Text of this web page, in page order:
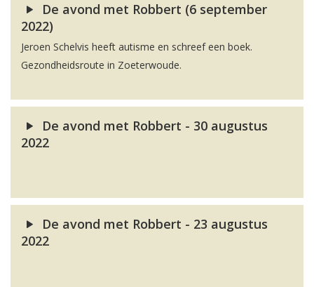
De avond met Robbert (6 september
2022)
Jeroen Schelvis heeft autisme en schreef een boek.
Gezondheidsroute in Zoeterwoude.
De avond met Robbert - 30 augustus
2022
De avond met Robbert - 23 augustus
2022